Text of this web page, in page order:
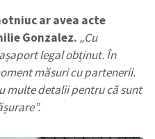
ar avea acte
Gonzalez. „Cu
legal obținut. În
măsuri cu partenerii.
multe detalii pentru că sunt